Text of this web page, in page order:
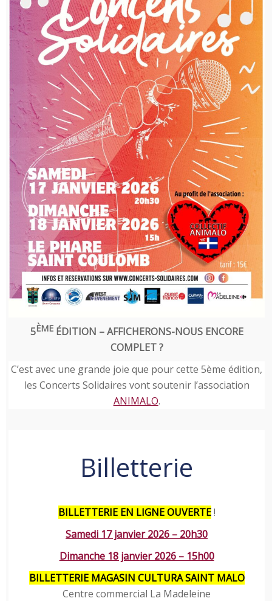
5ÈMEÉDITION – AFFICHERONS-NOUS ENCORE
COMPLET ?
C’est avec une grande joie que pour cette 5ème édition,
les Concerts Solidaires vont soutenir l’association
ANIMALO.
Billetterie
BILLETTERIE EN LIGNE OUVERTE!
Samedi 17 janvier 2026 – 20h30
Dimanche 18 janvier 2026 – 15h00
BILLETTERIE MAGASIN CULTURA SAINT MALO
Centre commercial La Madeleine